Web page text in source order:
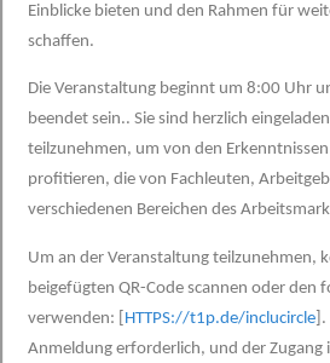
Einblicke bieten und den Rahmen für
schaffen.
Die Veranstaltung beginnt um 8:00 Uhr
beendet sein.. Sie sind herzlich
teilzunehmen, um von den
profitieren, die von Fachleuten,
verschiedenen Bereichen des
Um an der Veranstaltung teilzunehmen,
beigefügten QR-Code scannen oder den
verwenden: [ HTTPS://t1p.de/inclucircle
Anmeldung erforderlich, und der Zugang